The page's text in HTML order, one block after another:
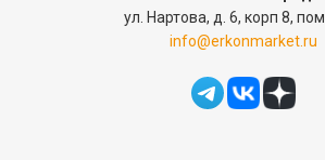
ул. Нартова, д. 6, корп 8,
info@erkonmarket.ru